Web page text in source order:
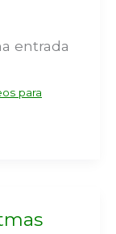
entrada
para